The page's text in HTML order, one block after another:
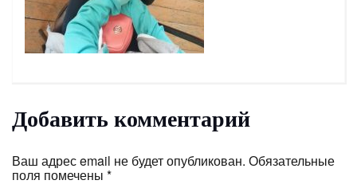
Добавить комментарий
Ваш адрес email не будет опубликован. Обязательные
поля помечены *